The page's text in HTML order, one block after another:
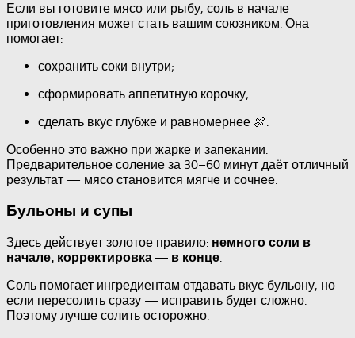
Если вы готовите мясо или рыбу, соль в начале
приготовления может стать вашим союзником. Она
помогает:
сохранить соки внутри;
сформировать аппетитную корочку;
сделать вкус глубже и равномернее 🍖.
Особенно это важно при жарке и запекании.
Предварительное соление за 30–60 минут даёт отличный
результат — мясо становится мягче и сочнее.
Бульоны и супы
Здесь действует золотое правило: немного соли в
начале, корректировка — в конце
Соль помогает ингредиентам отдавать вкус бульону, но
если пересолить сразу — исправить будет сложно.
Поэтому лучше солить осторожно.